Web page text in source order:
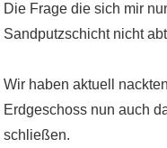
Die Frage die sich mir
Sandputzschicht nicht
Wir haben aktuell
Erdgeschoss nun auch
schließen.